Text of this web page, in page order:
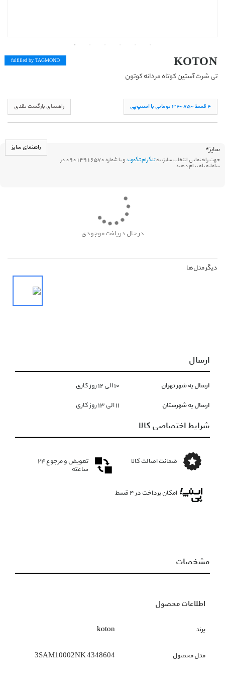
KOTON
تی شرت آستین کوتاه مردانه کوتون
fulfilled by TAGMOND
راهنمای بازگشت نقدی ۴ قسط ۳۴۰,۷۵۰ تومانی با اسنپ‌پی
سایز* راهنمای سایز
جهت راهنمایی انتخاب سایز، بهتلگرام تگموند و یا شماره 09013916570 در
سامانه بله پیام دهید.
در حال دریافت موجودی
دیگر مدل‌ها
ارسال
ارسال به شهر تهران ١۰ الی ١۲ روز کاری
ارسال به شهرستان ١١ الی ١۳ روز کاری
شرایط اختصاصی کالا
ضمانت اصالت کالا
تعویض و مرجوع ۲۴
ساعته
امکان پرداخت در 4 قسط
مشخصات
اطلاعات محصول
برند koton
مدل محصول 3SAM10002NK 4348604